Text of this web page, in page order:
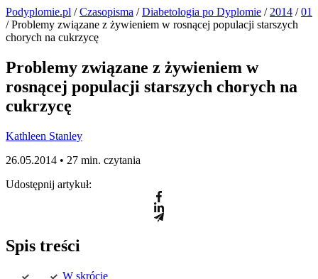
Podyplomie.pl /Czasopisma /Diabetologia po Dyplomie / 2014 /01
/ Problemy związane z żywieniem w rosnącej populacji starszych
chorych na cukrzycę
Problemy związane z żywieniem w
rosnącej populacji starszych chorych na
cukrzycę
Kathleen Stanley
26.05.2014 • 27 min. czytania
Udostępnij artykuł:
Spis treści
W skrócie